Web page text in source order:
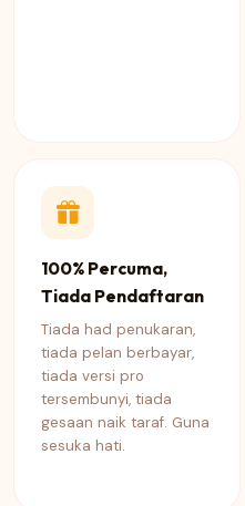
100% Percuma,
Tiada Pendaftaran
Tiada had penukaran,
tiada pelan berbayar,
tiada versi pro
tersembunyi, tiada
gesaan naik taraf. Guna
sesuka hati.